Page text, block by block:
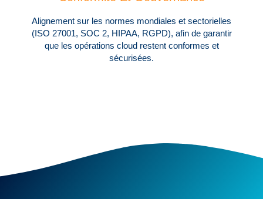
Alignement sur les normes mondiales et sectorielles
(ISO 27001, SOC 2, HIPAA, RGPD), afin de garantir
que les opérations cloud restent conformes et
sécurisées.